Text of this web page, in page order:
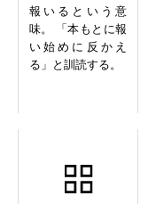
報いるという意
味。 「本もとに報
い始めに反かえ
る」と訓読する。